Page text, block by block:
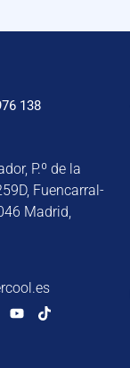
138
P.º de la
Fuencarral-
Madrid,